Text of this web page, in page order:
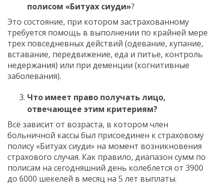
полисом «Битуах сиуди»?
Это состояние, при котором застрахованному
требуется помощь в выполнении по крайней мере
трех повседневных действий (одевание, купание,
вставание, передвижение, еда и питье, контроль
недержания) или при деменции (когнитивные
заболевания).
Что имеет право получать лицо,
отвечающее этим критериям?
Всё зависит от возраста, в котором член
больничной кассы был присоединен к страховому
полису «Битуах сиуди» на момент возникновения
страхового случая. Как правило, диапазон сумм по
полисам на сегодняшний день колеблется от 3900
до 6000 шекелей в месяц на 5 лет выплаты.